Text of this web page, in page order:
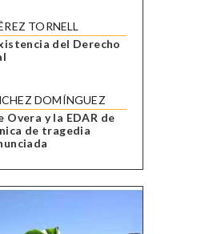
TORNELL
del Derecho
DOMÍNGUEZ
Overa y la EDAR de
de tragedia